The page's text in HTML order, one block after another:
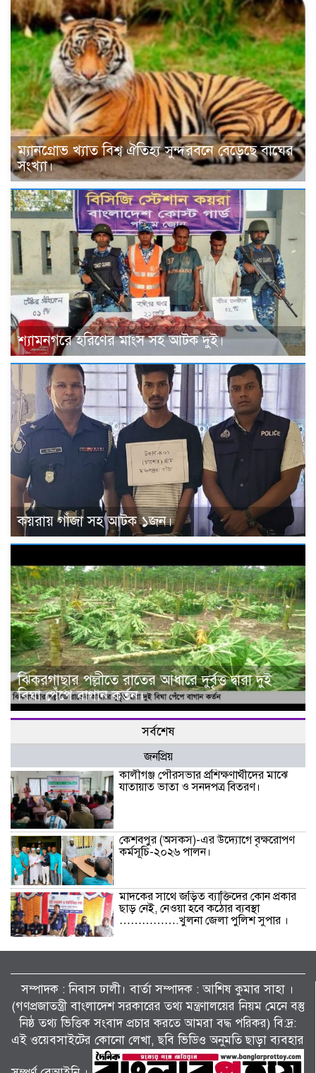
ম্যানগ্রোভ খ্যাত বিশ্ব ঐতিহ্য সুন্দরবনে বেড়েছে বাঘের
সংখ্যা।
শ্যামনগরে হরিণের মাংস সহ আটক দুই।
কয়রায় গাঁজা সহ আটক ১জন।
ঝিকরগাছার পল্লীতে রাতের আধারে দুর্বৃত্ত দ্বারা দুই
বিঘা পেঁপে বাগান কর্তন।
সর্বশেষ
জনপ্রিয়
কালীগঞ্জ পৌরসভার প্রশিক্ষণার্থীদের মাঝে
যাতায়াত ভাতা ও সনদপত্র বিতরণ।
কেশবপুর (অসকস)-এর উদ্যোগে বৃক্ষরোপণ
কর্মসূচি-২০২৬ পালন।
মাদকের সাথে জড়িত ব্যাক্তিদের কোন প্রকার
ছাড় নেই, নেওয়া হবে কঠোর ব্যবস্থা
…………….খুলনা জেলা পুলিশ সুপার ।
জুলাই গণঅভ্যুত্থানের দ্বিতীয় বর্ষপূর্তি উপলক্ষে
শ্যামনগরে জামায়াতের গণমিছিল ও বিক্ষোভ
সমাবেশ।
সম্পাদক : নিবাস ঢালী। বার্তা সম্পাদক : আশিষ কুমাৱ সাহা ।
(গণপ্রজাতন্ত্রী বাংলাদেশ সরকারের তথ্য মন্ত্রণালয়ের নিয়ম মেনে বস্তু
নিষ্ঠ তথ্য ভিত্তিক সংবাদ প্রচার করতে আমরা বদ্ধ পরিকর) বি:দ্র:
এই ওয়েবসাইটের কোনো লেখা, ছবি ভিডিও অনুমতি ছাড়া ব্যবহার